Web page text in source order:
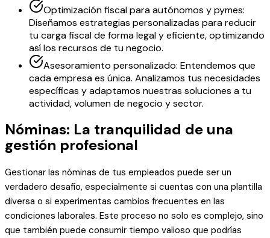
Optimización fiscal para autónomos y pymes:
Diseñamos estrategias personalizadas para reducir
tu carga fiscal de forma legal y eficiente, optimizando
así los recursos de tu negocio.
Asesoramiento personalizado: Entendemos que
cada empresa es única. Analizamos tus necesidades
específicas y adaptamos nuestras soluciones a tu
actividad, volumen de negocio y sector.
Nóminas: La tranquilidad de una
gestión profesional
Gestionar las nóminas de tus empleados puede ser un
verdadero desafío, especialmente si cuentas con una plantilla
diversa o si experimentas cambios frecuentes en las
condiciones laborales. Este proceso no solo es complejo, sino
que también puede consumir tiempo valioso que podrías